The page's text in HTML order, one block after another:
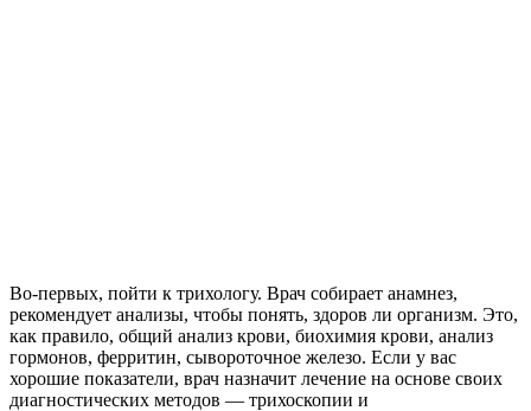
Во-первых, пойти к трихологу. Врач собирает анамнез,
рекомендует анализы, чтобы понять, здоров ли организм. Это,
как правило, общий анализ крови, биохимия крови, анализ
гормонов, ферритин, сывороточное железо. Если у вас
хорошие показатели, врач назначит лечение на основе своих
диагностических методов — трихоскопии и